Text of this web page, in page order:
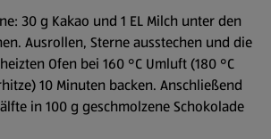
30 g Kakao und 1 EL Milch unter den
Ausrollen, Sterne ausstechen und die
Ofen bei 160 °C Umluft (180 °C
10 Minuten backen. Anschließend
in 100 g geschmolzene Schokolade